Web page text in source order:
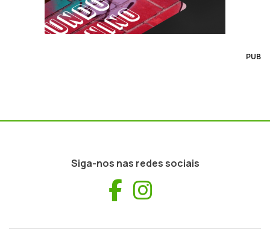
PUB
Siga-nos nas redes sociais
Facebook